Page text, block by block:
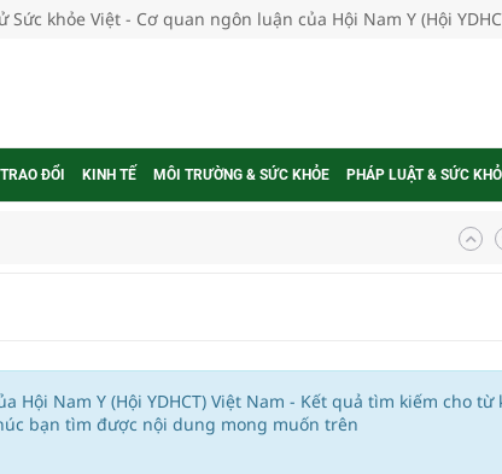
Sức khỏe Việt - Cơ quan ngôn luận của Hội Nam Y (Hội
ĐỔI KINH TẾ MÔI TRƯỜNG & SỨC KHỎE PHÁP LUẬT & SỨC
quốc
Hội Nam Y (Hội YDHCT) Việt Nam - Kết quả tìm kiếm cho từ
bạn tìm được nội dung mong muốn trên